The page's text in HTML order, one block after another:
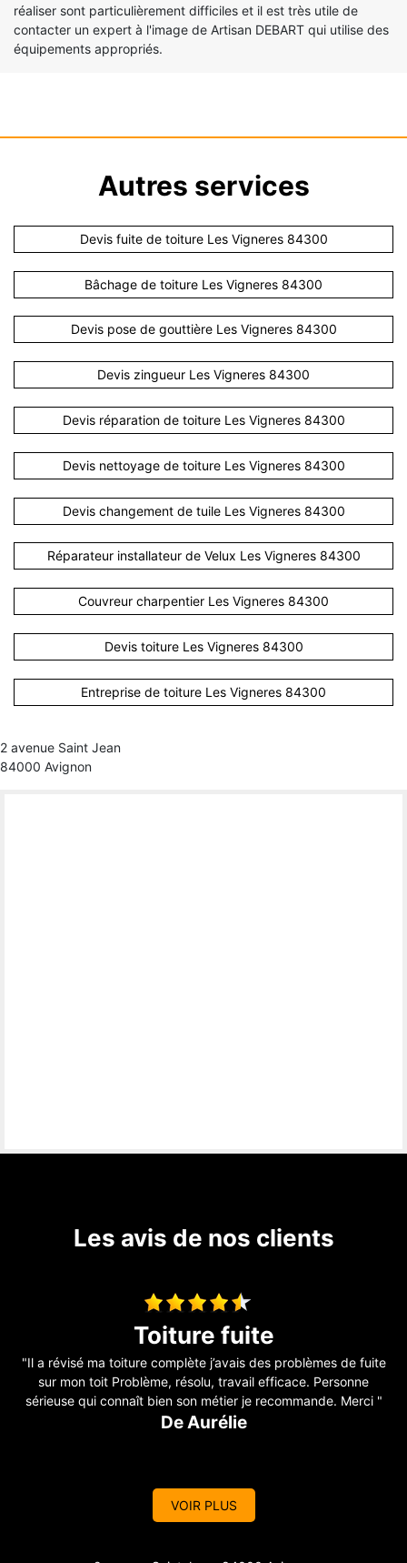
réaliser sont particulièrement difficiles et il est très utile de
contacter un expert à l'image de Artisan DEBART qui utilise des
équipements appropriés.
Autres services
Devis fuite de toiture Les Vigneres 84300
Bâchage de toiture Les Vigneres 84300
Devis pose de gouttière Les Vigneres 84300
Devis zingueur Les Vigneres 84300
Devis réparation de toiture Les Vigneres 84300
Devis nettoyage de toiture Les Vigneres 84300
Devis changement de tuile Les Vigneres 84300
Réparateur installateur de Velux Les Vigneres 84300
Couvreur charpentier Les Vigneres 84300
Devis toiture Les Vigneres 84300
Entreprise de toiture Les Vigneres 84300
2 avenue Saint Jean
84000 Avignon
Les avis de nos clients
Couverture
"Au top !! "
De Ornella
VOIR PLUS